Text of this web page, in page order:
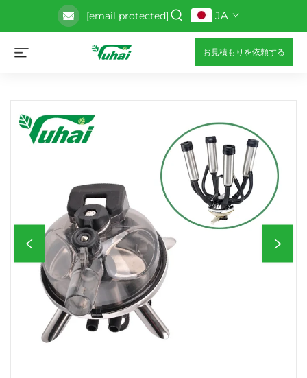
[email protected] JA
お見積もりを依頼する